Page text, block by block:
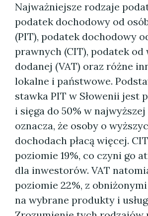
Najważniejsze rodzaje
podatek dochodowy od
(PIT), podatek dochodowy
prawnych (CIT), podatek
dodanej (VAT) oraz różne
lokalne i państwowe.
stawka PIT w Słowenii jest
i sięga do 50% w
oznacza, że osoby o
dochodach płacą więcej.
poziomie 19%, co czyni go
dla inwestorów. VAT
poziomie 22%, z
na wybrane produkty i